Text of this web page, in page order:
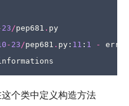
23/pep681 . py
- 23/pep681 . py : 11 : 1 -
error
个类中定义构造方法